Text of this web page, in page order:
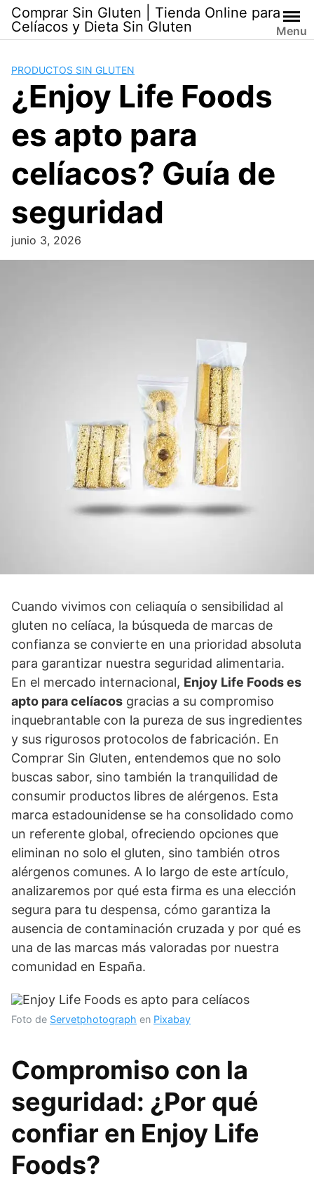
Skip
content
Comprar Sin Gluten | Tienda Online para
Celíacos y Dieta Sin Gluten
Menu
PRODUCTOS SIN GLUTEN
¿Enjoy Life Foods
es apto para
celíacos? Guía de
seguridad
junio 3, 2026
Cuando vivimos con celiaquía o sensibilidad al
gluten no celíaca, la búsqueda de marcas de
confianza se convierte en una prioridad absoluta
para garantizar nuestra seguridad alimentaria.
En el mercado internacional, Enjoy Life Foods es
apto para celíacos gracias a su compromiso
inquebrantable con la pureza de sus ingredientes
y sus rigurosos protocolos de fabricación. En
Comprar Sin Gluten, entendemos que no solo
buscas sabor, sino también la tranquilidad de
consumir productos libres de alérgenos. Esta
marca estadounidense se ha consolidado como
un referente global, ofreciendo opciones que
eliminan no solo el gluten, sino también otros
alérgenos comunes. A lo largo de este artículo,
analizaremos por qué esta firma es una elección
segura para tu despensa, cómo garantiza la
ausencia de contaminación cruzada y por qué es
una de las marcas más valoradas por nuestra
comunidad en España.
Foto de Servetphotograph en Pixabay
Compromiso con la
seguridad: ¿Por qué
confiar en Enjoy Life
Foods?